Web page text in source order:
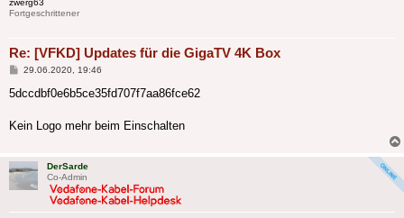
Fortgeschrittener
Re: [VFKD] Updates für die GigaTV 4K Box
Beitrag
29.06.2020, 19:46
5dccdbf0e6b5ce35fd707f7aa86fce62
Kein Logo mehr beim Einschalten
DerSarde
Co-Admin